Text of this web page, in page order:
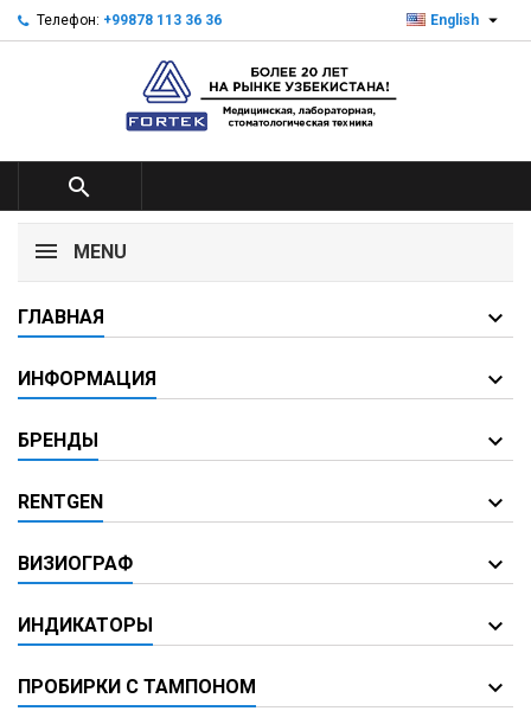
Телефон: +99878 113 36 36 English 

MENU
ГЛАВНАЯ
ИНФОРМАЦИЯ
БРЕНДЫ
RENTGEN
ВИЗИОГРАФ
ИНДИКАТОРЫ
ПРОБИРКИ С ТАМПОНОМ